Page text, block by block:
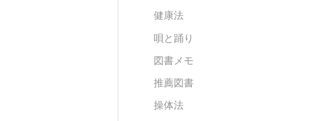
健康法
唄と踊り
図書メモ
推薦図書
操体法